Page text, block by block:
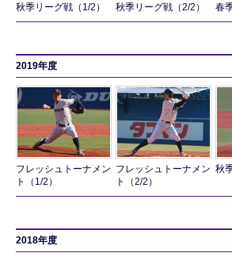
秋季リーグ戦（1/2） 秋季リーグ戦（2/2） 春
2019年度
フレッシュトーナメン
ト（1/2）
フレッシュトーナメン
ト（2/2）
秋
2018年度